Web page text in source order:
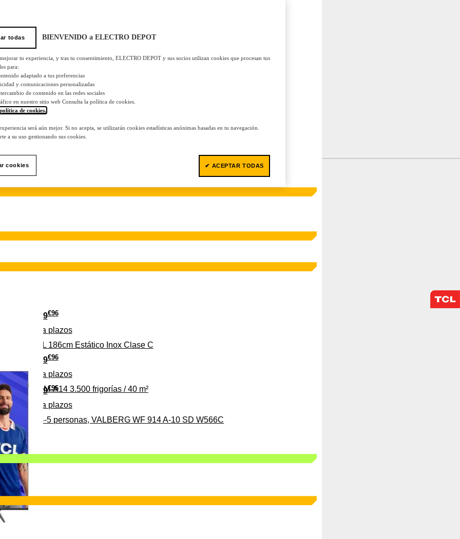
279€96
Pago a plazos
para 4-5 personas, VALBERG WF 914 A-10 SD W566C
349€96
Pago a plazos
315 C 315L 186cm Estático Inox Clase C
369€96
Pago a plazos
CLIM-A14 3.500 frigorías / 40 m²
todas BIENVENIDO a ELECTRO DEPOT
tu experiencia, y tras tu consentimiento, ELECTRO DEPOT y sus socios utilizan cookies que procesan tus
para:
adaptado a tus preferencias
y comunicaciones personalizadas
de contenido en las redes sociales
en nuestro sitio web Consulta la política de cookies.
de cookies.
será aún mejor. Si no acepta, se utilizarán cookies estadísticas anónimas basadas en tu navegación.
a su uso gestionando sus cookies.
cookies ✔ ACEPTAR TODAS